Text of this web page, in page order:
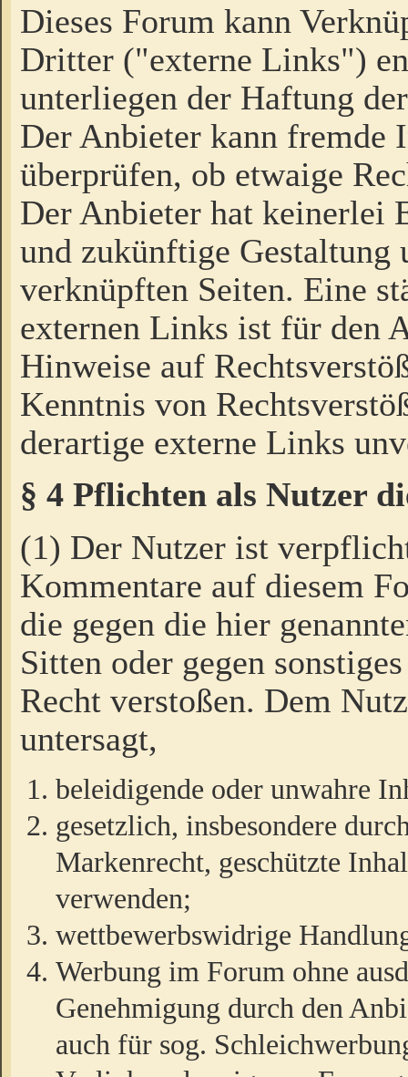
Dieses Forum kann
Dritter ("externe Links")
unterliegen der Haftung
Der Anbieter kann fremde
überprüfen, ob etwaige
Der Anbieter hat keinerlei
und zukünftige Gestaltung
verknüpften Seiten. Eine
externen Links ist für den
Hinweise auf
Kenntnis von
derartige externe Links
§ 4 Pflichten als Nutzer
(1) Der Nutzer ist
Kommentare auf diesem
die gegen die hier
Sitten oder gegen
Recht verstoßen. Dem
untersagt,
beleidigende oder unwahre
gesetzlich, insbesondere
Markenrecht, geschützte
verwenden;
wettbewerbswidrige
Werbung im Forum ohne
Genehmigung durch den
auch für sog.